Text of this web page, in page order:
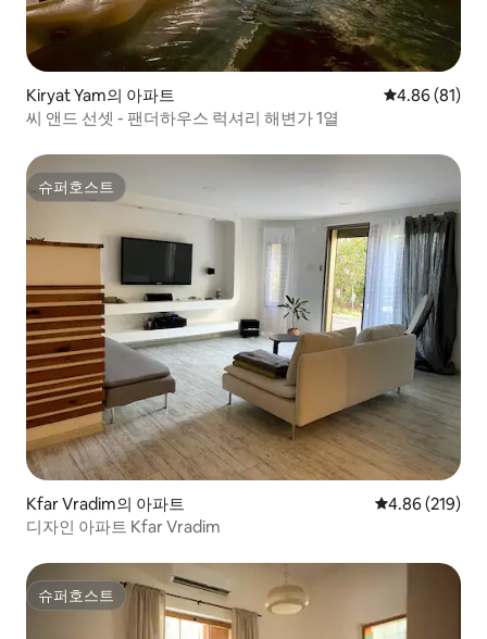
Kiryat Yam의 아파트 평점 4.86점(5
4.86 (81)
씨 앤드 선셋 - 팬더하우스 럭셔리 해변가 1열
슈퍼호스트
슈퍼호스트
Kfar Vradim의 아파트 평점 4.86점(5
4.86 (219)
디자인 아파트 Kfar Vradim
슈퍼호스트
슈퍼호스트